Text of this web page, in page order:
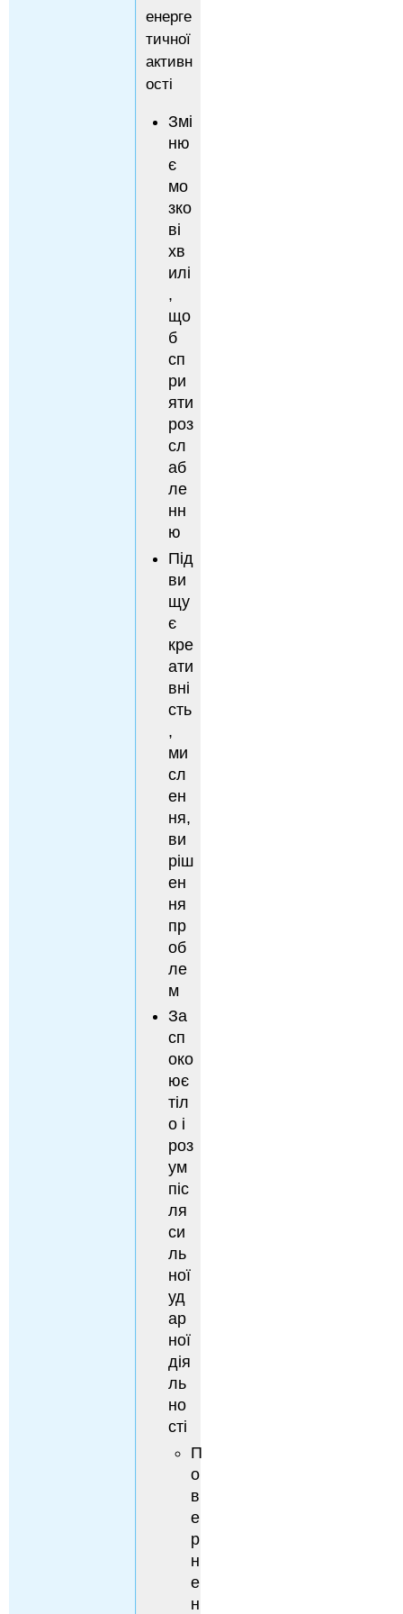
енерге
тичної
активн
ості
Змі
ню
є
мо
зко
ві
хв
илі
,
що
б
сп
ри
яти
роз
сл
аб
ле
нн
ю
Під
ви
щу
є
кре
ати
вні
сть
,
ми
сл
ен
ня,
ви
ріш
ен
ня
пр
об
ле
м
За
сп
око
ює
тіл
о і
роз
ум
піс
ля
си
ль
ної
уд
ар
ної
дія
ль
но
сті
П
о
в
е
р
н
е
н